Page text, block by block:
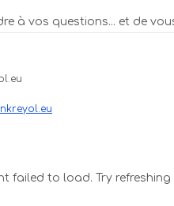
à vos questions... et de
failed to load. Try refreshing